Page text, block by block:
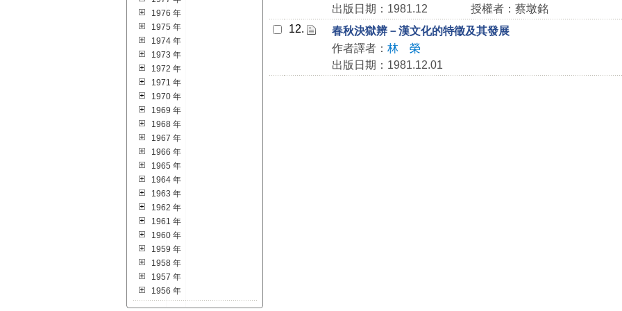
1976 年
1975 年
1974 年
1973 年
1972 年
1971 年
1970 年
1969 年
1968 年
1967 年
1966 年
1965 年
1964 年
1963 年
1962 年
1961 年
1960 年
1959 年
1958 年
1957 年
1956 年
出版日期：1981.12
授權者：蔡墩銘
12.
春秋決獄辨－漢文化的特徵及其發展
作者譯者： 林 榮
出版日期：1981.12.01